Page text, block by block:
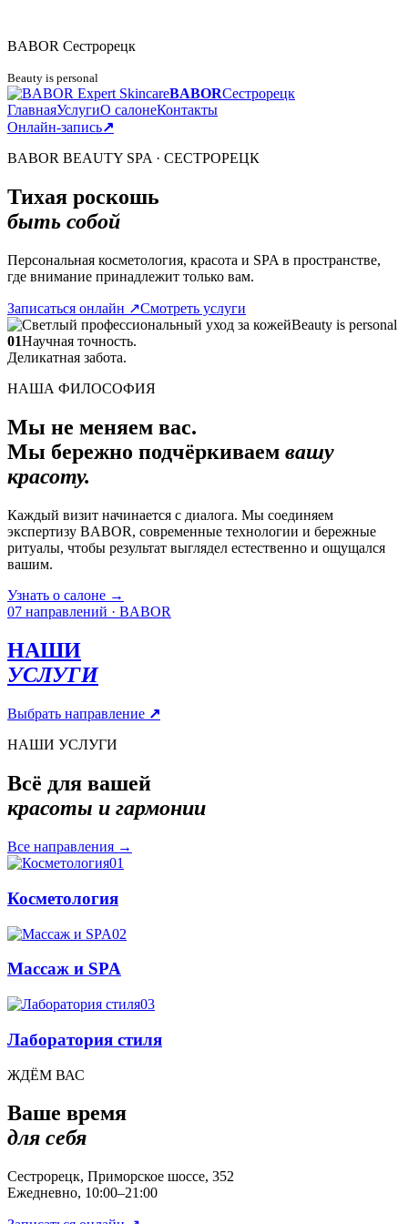
BABOR Сестрорецк
Beauty is personal
BABORСестрорецк
ГлавнаяУслугиО салонеКонтакты
Онлайн-запись↗
BABOR BEAUTY SPA · СЕСТРОРЕЦК
Тихая роскошь
быть собой
Персональная косметология, красота и SPA в пространстве,
где внимание принадлежит только вам.
Записаться онлайн ↗Смотреть услуги
Beauty is personal
01Научная точность.
Деликатная забота.
НАША ФИЛОСОФИЯ
Мы не меняем вас.
Мы бережно подчёркиваем вашу
красоту.
Каждый визит начинается с диалога. Мы соединяем
экспертизу BABOR, современные технологии и бережные
ритуалы, чтобы результат выглядел естественно и ощущался
вашим.
Узнать о салоне →
07 направлений · BABOR
НАШИ
УСЛУГИ
Выбрать направление ↗
НАШИ УСЛУГИ
Всё для вашей
красоты и гармонии
Все направления →
01
Косметология
02
Массаж и SPA
03
Лаборатория стиля
ЖДЁМ ВАС
Ваше время
для себя
Сестрорецк, Приморское шоссе, 352
Ежедневно, 10:00–21:00